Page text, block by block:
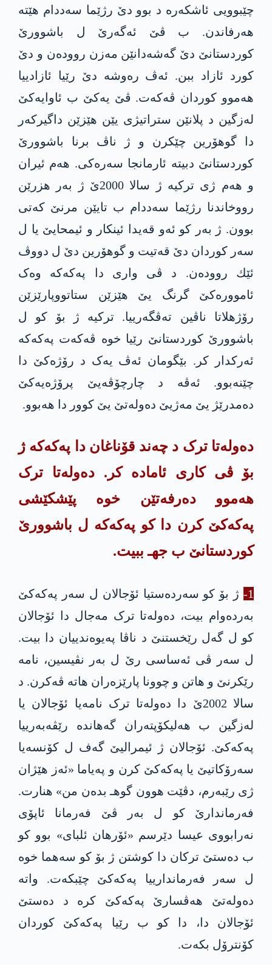
چێبوویی ئاشکەرە د بوو دێ رژێما سەددام هێته‌
هەرفاندن. ب ڤێ ئه‌گه‌رێ ل باشوورێ
کوردستانێ دێ گەشەدانێن مەزن رووده‌ن و دێ
کورد ئازاد ببن. ئەڤ رەوشه‌ دێ رێیا ئازادییا
هەموو کوردان ڤەکەت. ڤێ یەکێ ب ئاوایەکێ
لەزگین د پلانێن ستراتیژی یێن هێزێن داگیرکەر
دا گوهۆرین چێكرن و ژ ناڤ برنا باشوورێ
کوردستانێ دبیته‌ ئارمانجا سەرەکی. هەم ئیران
و هەم ژی ترکیە ژ سالا 2000ێ ژ به‌ر هزرێن
رووخاندنا رژێما سه‌ددام ب تایێن مرنێ کەتی
بوون. ژ بەر کو ئەو قه‌یدا ئینکار و ئیمحایێ یا ل
سەر کوردان دێ قه‌تیت و گوهۆرین دێ ل دووڤ
ئێك رووده‌ن. د ڤی واری دا په‌كه‌كه‌ وەک
ئاموورەکێ گرنگ یێ هێزێن ستاتووپارێزێن
رۆژهلاتا ناڤین تەڤگەرییا. ترکیە ژ بۆ كو ل
باشوورێ کوردستانێ رێیا خوە ڤەکەت په‌كه‌كە
ئەرکدار کر. بێگومان ئەڤ یەک د رۆژەکێ دا
چێنه‌بوو. ئەڤه‌ د چارچۆڤەیێ پرۆژەیەکێ
دەمدرێژ یێ مەژیێ دەولەتێ یێ کوور دا هەبوو.
دەولەتا ترک د چەند قۆناغان دا په‌كه‌كە ژ
بۆ ڤی کاری ئامادە کر. دەولەتا ترک
هەموو دەرفەتێن خوە پێشکێشی
په‌كه‌كێ کرن دا كو په‌كه‌كه‌ ل باشوورێ
کوردستانێ ب جهـ ببیت.
1-
ژ بۆ كو سەردەستیا ئۆجالان ل سەر په‌كه‌كێ
به‌رده‌وام بیت، دەولەتا ترک مەجال دا ئۆجالان
کو ل گه‌ل رێخستنێ د ناڤا په‌یوه‌ندییان دا بیت.
ل سەر ڤی ئەساسی رێ ل به‌ر نڤیسین، نامە
رێکرنێ و هاتن و چوونا پارێزەران هاتە ڤەکرن. د
سالا 2002ێ دا دەولەتا ترک نامەیا ئۆجالان یا
لەزگین ب هەلیکۆپتەران گه‌هانده‌ رێڤەبەرییا
په‌كه‌كێ. ئۆجالان ژ ئیمرالیێ گەف ل کۆنسەیا
سەرۆکاتیێ یا په‌كه‌كێ كرن و پەیاما «ئەز هێژان
ژی رێبەرم، دڤێت هوون گوهـ بده‌ن من» هنارت.
فەرماندارێ کو ل به‌ر ڤێ فەرمانا ئاپۆی
نەرابووی عیسا دێرسم «ئۆرهان ئلبای» بوو كو
ب دەستێ ترکان دا کوشتن ژ بۆ كو سەهما خوە
ل سەر فەرماندارییا په‌كه‌كێ چێبکەت. واته‌
دەولەتێ هەڤسارێ په‌كه‌كێ کره‌ د دەستێ
ئۆجالان دا، دا کو ب رێیا په‌كه‌كێ کوردان
کۆنترۆل بکەت.